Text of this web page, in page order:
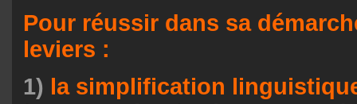
Pour réussir dans sa
leviers :
1) la simplification